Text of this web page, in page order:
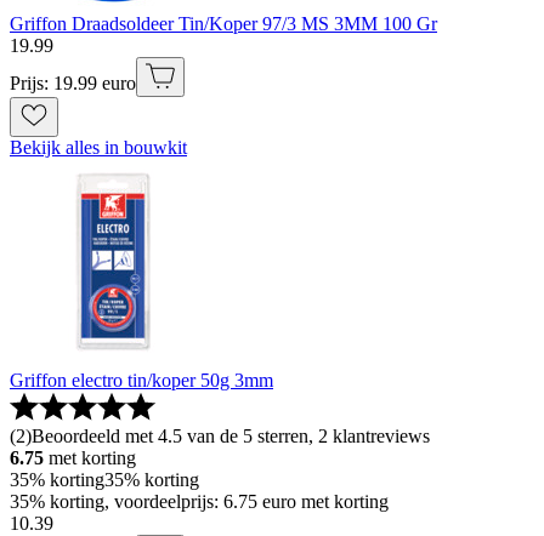
Griffon Draadsoldeer Tin/Koper 97/3 MS 3MM 100 Gr
19.99
Prijs: 19.99 euro
Bekijk alles in bouwkit
Griffon electro tin/koper 50g 3mm
(2)Beoordeeld met 4.5 van de 5 sterren, 2 klantreviews
6.75 met korting
35% korting35% korting
35% korting, voordeelprijs: 6.75 euro met korting
10.39